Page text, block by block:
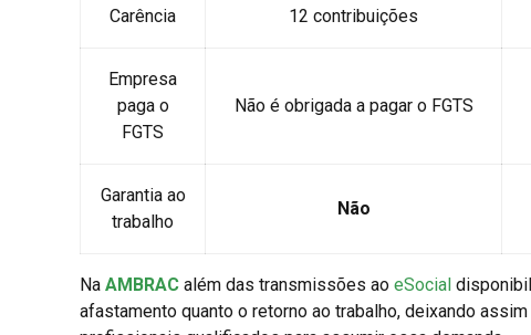
Carência 12 contribuições
Empresa
paga o
FGTS
Não é obrigada a pagar o FGTS
Garantia ao
trabalho
Não
Na AMBRAC além das transmissões ao eSocial
afastamento quanto o retorno ao trabalho, deixando